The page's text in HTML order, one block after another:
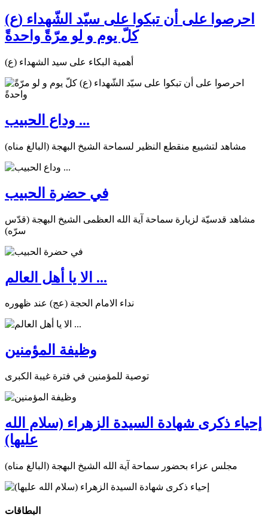
احرصوا على أن تبكوا على سيّد الشّهداء (ع)
كلّ يوم و لو مرّةً واحدةً
أهمية البكاء على سيد الشهداء (ع)
وداع الحبيب ...
مشاهد لتشييع منقطع النظير لسماحة الشيخ البهجة (البالغ مناه)
في حضرة الحبيب
مشاهد قدسيّة لزيارة سماحة آية الله العظمى الشيخ البهجة (قدّس
سرّه)
الا يا أهل العالم ...
نداء الامام الحجة (عج) عند ظهوره
وظيفة المؤمنين
توصية للمؤمنين في فترة غيبة الكبرى
إحياء ذكرى شهادة السيدة الزهراء (سلام الله
عليها)
مجلس عزاء بحضور سماحة آية الله الشيخ البهجة (البالغ مناه)
البطاقات